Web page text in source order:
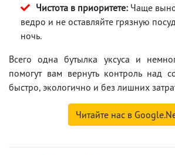
Чистота в приоритете: Чаще
ведро и не оставляйте грязную
ночь.
Всего одна бутылка уксуса и
помогут вам вернуть контроль над
быстро, экологично и без лишних
Читайте нас в